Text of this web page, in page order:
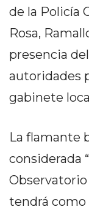
DELIVERIES
CÓMO
PEDIDOS DE
POR
AYUDA
TÉRMINOS
de la Policía
Rosa,
presencia
autoridades
gabinete
La flamante
considerada
tendrá